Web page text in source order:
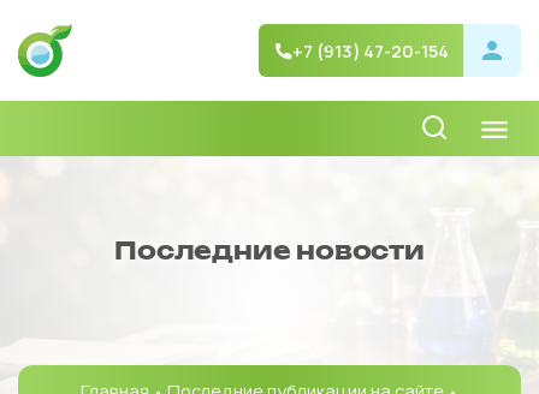
+7 (913) 47-20-154
Последние новости